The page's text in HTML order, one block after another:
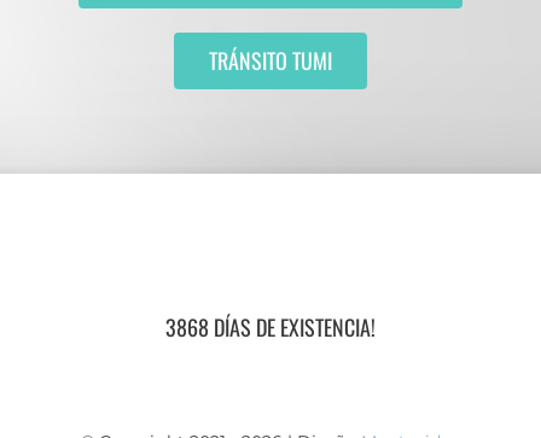
TRÁNSITO TUMI
3868 DÍAS DE EXISTENCIA!